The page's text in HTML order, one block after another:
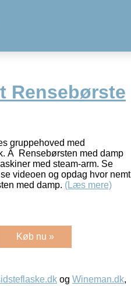
Rensebørste
gruppehoved med
Â Rensebørsten med damp
med steam-arm. Se
videoen og opdag hvor nemt
med damp. (Læs mere)
Køb nu »
og Wineman.dk,